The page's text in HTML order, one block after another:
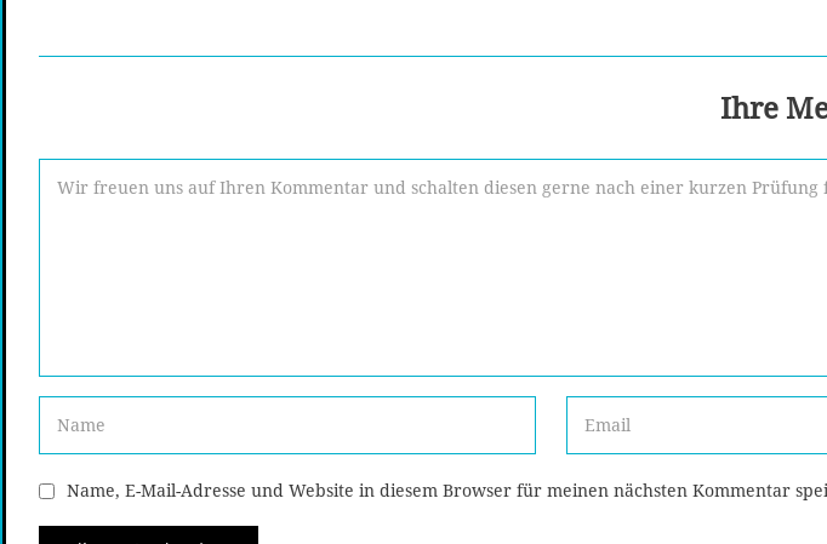
Ihre
Name, E-Mail-Adresse und Website in diesem Browser für meinen nächsten Kommentar